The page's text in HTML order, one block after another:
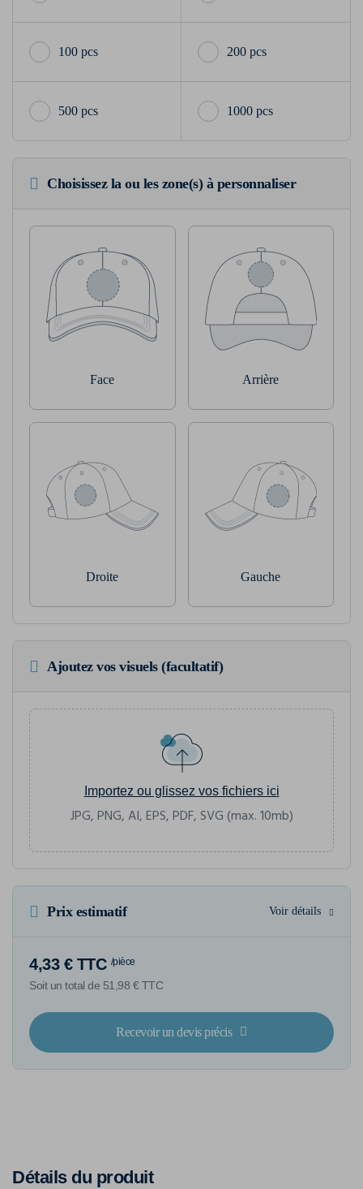
100 pcs 200 pcs
500 pcs 1000 pcs
Choisissez la ou les zone(s) à personnaliser
Face Arrière
Droite Gauche
Ajoutez vos visuels (facultatif)
Importez ou glissez vos fichiers ici
JPG, PNG, AI, EPS, PDF, SVG (max. 10mb)
Prix estimatif Voir détails
4,33 € TTC /pièce
Soit un total de 51,98 € TTC
Recevoir un devis précis
Détails du produit